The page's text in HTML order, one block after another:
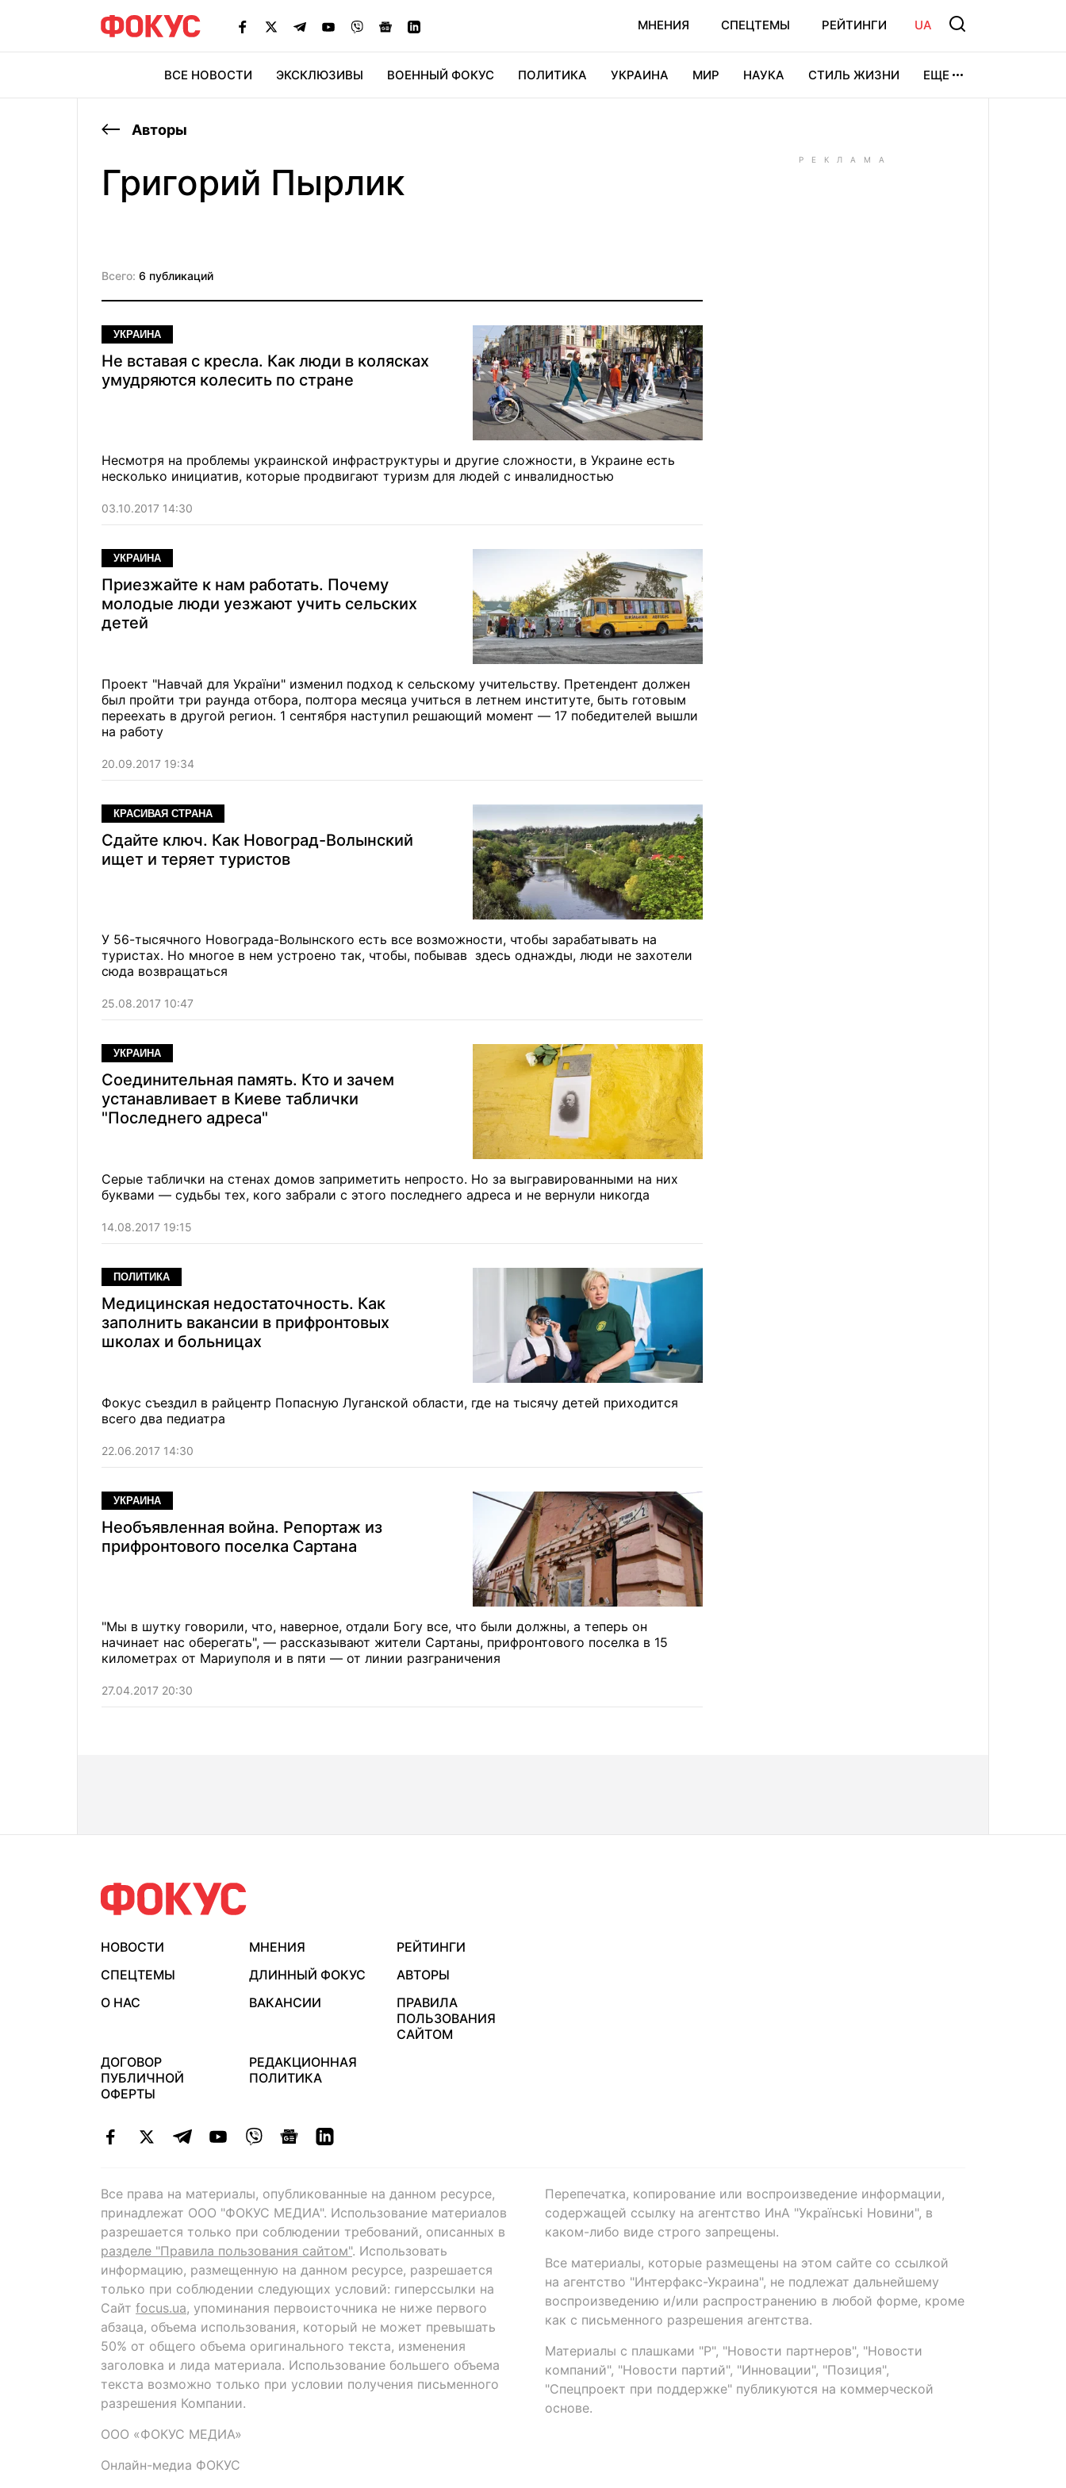
МНЕНИЯ СПЕЦТЕМЫ РЕЙТИНГИ UA
ВСЕ НОВОСТИ ЭКСКЛЮЗИВЫ ВОЕННЫЙ ФОКУС ПОЛИТИКА УКРАИНА МИР НАУКА СТИЛЬ ЖИЗНИ ЕЩЕ
Авторы
Григорий Пырлик
Всего: 6 публикаций
УКРАИНА
Не вставая с кресла. Как люди в колясках
умудряются колесить по стране
Несмотря на проблемы украинской инфраструктуры и другие сложности, в Украине есть
несколько инициатив, которые продвигают туризм для людей с инвалидностью
03.10.2017 14:30
УКРАИНА
Приезжайте к нам работать. Почему
молодые люди уезжают учить сельских
детей
Проект "Навчай для України" изменил подход к сельскому учительству. Претендент должен
был пройти три раунда отбора, полтора месяца учиться в летнем институте, быть готовым
переехать в другой регион. 1 сентября наступил решающий момент — 17 победителей вышли
на работу
20.09.2017 19:34
КРАСИВАЯ СТРАНА
Сдайте ключ. Как Новоград-Волынский
ищет и теряет туристов
У 56-тысячного Новограда-Волынского есть все возможности, чтобы зарабатывать на
туристах. Но многое в нем устроено так, чтобы, побывав здесь однажды, люди не захотели
сюда возвращаться
25.08.2017 10:47
УКРАИНА
Соединительная память. Кто и зачем
устанавливает в Киеве таблички
"Последнего адреса"
Серые таблички на стенах домов заприметить непросто. Но за выгравированными на них
буквами — судьбы тех, кого забрали с этого последнего адреса и не вернули никогда
14.08.2017 19:15
ПОЛИТИКА
Медицинская недостаточность. Как
заполнить вакансии в прифронтовых
школах и больницах
Фокус съездил в райцентр Попасную Луганской области, где на тысячу детей приходится
всего два педиатра
22.06.2017 14:30
УКРАИНА
Необъявленная война. Репортаж из
прифронтового поселка Сартана
"Мы в шутку говорили, что, наверное, отдали Богу все, что были должны, а теперь он
начинает нас оберегать", — рассказывают жители Сартаны, прифронтового поселка в 15
километрах от Мариуполя и в пяти — от линии разграничения
27.04.2017 20:30
НОВОСТИ МНЕНИЯ
РЕЙТИНГИ
СПЕЦТЕМЫ
ДЛИННЫЙ ФОКУС
АВТОРЫ
О НАС
ВАКАНСИИ
ПРАВИЛА
ПОЛЬЗОВАНИЯ
САЙТОМ
ДОГОВОР
ПУБЛИЧНОЙ
ОФЕРТЫ
РЕДАКЦИОННАЯ
ПОЛИТИКА
Все права на материалы, опубликованные на данном ресурсе,
принадлежат ООО "ФОКУС МЕДИА". Использование материалов
разрешается только при соблюдении требований, описанных в
разделе "Правила пользования сайтом". Использовать
информацию, размещенную на данном ресурсе, разрешается
только при соблюдении следующих условий: гиперссылки на
Сайт focus.ua, упоминания первоисточника не ниже первого
абзаца, объема использования, который не может превышать
50% от общего объема оригинального текста, изменения
заголовка и лида материала. Использование большего объема
текста возможно только при условии получения письменного
разрешения Компании.
ООО «ФОКУС МЕДИА»
Онлайн-медиа ФОКУС
Перепечатка, копирование или воспроизведение информации,
содержащей ссылку на агентство ИнА "Українські Новини", в
каком-либо виде строго запрещены.
Все материалы, которые размещены на этом сайте со ссылкой
на агентство "Интерфакс-Украина", не подлежат дальнейшему
воспроизведению и/или распространению в любой форме, кроме
как с письменного разрешения агентства.
Материалы с плашками "Р", "Новости партнеров", "Новости
компаний", "Новости партий", "Инновации", "Позиция",
"Спецпроект при поддержке" публикуются на коммерческой
основе.